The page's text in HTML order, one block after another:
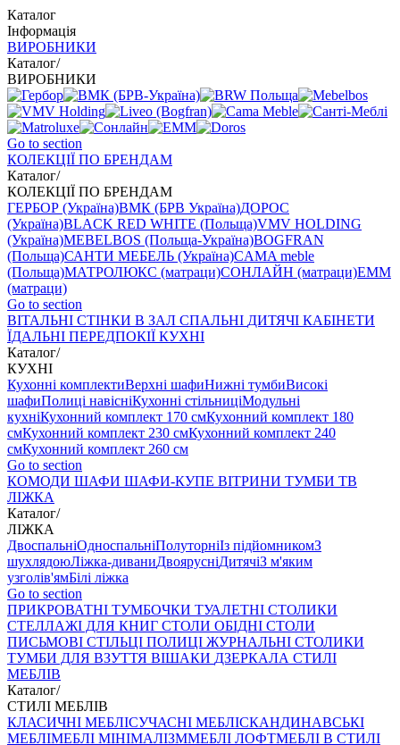
Каталог
Інформація
ВИРОБНИКИ
Каталог/
ВИРОБНИКИ
Go to section
КОЛЕКЦІЇ ПО БРЕНДАМ
Каталог/
КОЛЕКЦІЇ ПО БРЕНДАМ
ГЕРБОР (Україна)ВМК (БРВ Україна)ДОРОС
(Україна)BLACK RED WHITE (Польща)VMV HOLDING
(Україна)MEBELBOS (Польща-Україна)BOGFRAN
(Польща)САНТИ МЕБЕЛЬ (Україна)CAMA meble
(Польща)МАТРОЛЮКС (матраци)СОНЛАЙН (матраци)EMM
(матраци)
Go to section
ВIТАЛЬНI СТІНКИ В ЗАЛ СПАЛЬНІ ДИТЯЧІ КАБІНЕТИ
ЇДАЛЬНI ПЕРЕДПОКІЇ КУХНІ
Каталог/
КУХНІ
Кухонні комплектиВерхні шафиНижні тумбиВисокі
шафиПолиці навісніКухонні стільниціМодульні
кухніКухонний комплект 170 смКухонний комплект 180
смКухонний комплект 230 смКухонний комплект 240
смКухонний комплект 260 см
Go to section
КОМОДИ ШАФИ ШАФИ-КУПЕ ВІТРИНИ ТУМБИ ТВ
ЛІЖКА
Каталог/
ЛІЖКА
ДвоспальніОдноспальніПолуторніІз підйомникомЗ
шухлядоюЛіжка-диваниДвоярусніДитячіЗ м'яким
узголів'ямБілі ліжка
Go to section
ПРИКРОВАТНІ ТУМБОЧКИ ТУАЛЕТНІ СТОЛИКИ
СТЕЛЛАЖІ ДЛЯ КНИГ СТОЛИ ОБІДНІ СТОЛИ
ПИСЬМОВІ СТІЛЬЦI ПОЛИЦІ ЖУРНАЛЬНІ СТОЛИКИ
ТУМБИ ДЛЯ ВЗУТТЯ ВІШАКИ ДЗЕРКАЛА СТИЛІ
МЕБЛІВ
Каталог/
СТИЛІ МЕБЛІВ
КЛАСИЧНІ МЕБЛІСУЧАСНІ МЕБЛІСКАНДИНАВСЬКІ
МЕБЛІМЕБЛІ МІНІМАЛІЗММЕБЛІ ЛОФТМЕБЛІ В СТИЛІ